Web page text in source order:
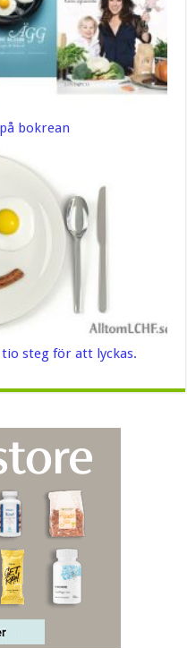
bokrean
tio steg för att lyckas.